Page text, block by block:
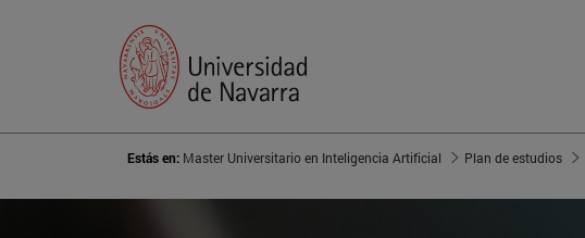
Estás en: Master Universitario en Inteligencia Artificial Plan de estudios